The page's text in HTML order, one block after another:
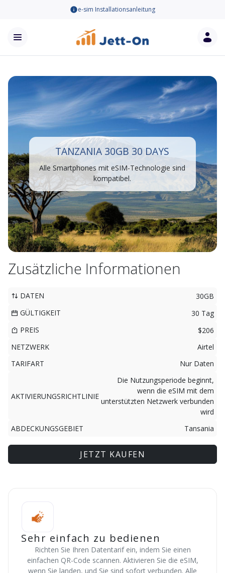
e-sim Installationsanleitung
TANZANIA 30GB 30 DAYS
Alle Smartphones mit eSIM-Technologie sind
kompatibel.
Zusätzliche Informationen
DATEN
30GB
GÜLTIGKEIT
30 Tag
PREIS
$206
NETZWERK
Airtel
TARIFART
Nur Daten
AKTIVIERUNGSRICHTLINIE
Die Nutzungsperiode beginnt,
wenn die eSIM mit dem
unterstützten Netzwerk verbunden
wird
ABDECKUNGSGEBIET
Tansania
JETZT KAUFEN
Sehr einfach zu bedienen
Richten Sie Ihren Datentarif ein, indem Sie einen
einfachen QR-Code scannen. Aktivieren Sie die eSIM,
wenn Sie landen, und Sie sind sofort verbunden. Alle